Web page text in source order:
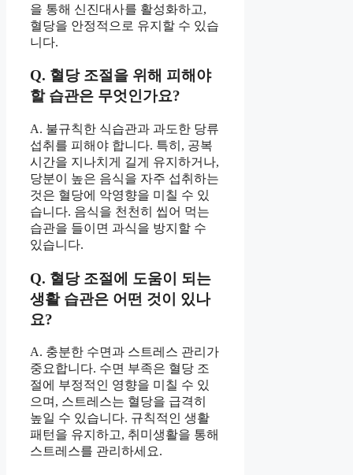
을 통해 신진대사를 활성화하고,
혈당을 안정적으로 유지할 수 있습
니다.
Q. 혈당 조절을 위해 피해야
할 습관은 무엇인가요?
A. 불규칙한 식습관과 과도한 당류
섭취를 피해야 합니다. 특히, 공복
시간을 지나치게 길게 유지하거나,
당분이 높은 음식을 자주 섭취하는
것은 혈당에 악영향을 미칠 수 있
습니다. 음식을 천천히 씹어 먹는
습관을 들이면 과식을 방지할 수
있습니다.
Q. 혈당 조절에 도움이 되는
생활 습관은 어떤 것이 있나
요?
A. 충분한 수면과 스트레스 관리가
중요합니다. 수면 부족은 혈당 조
절에 부정적인 영향을 미칠 수 있
으며, 스트레스는 혈당을 급격히
높일 수 있습니다. 규칙적인 생활
패턴을 유지하고, 취미생활을 통해
스트레스를 관리하세요.